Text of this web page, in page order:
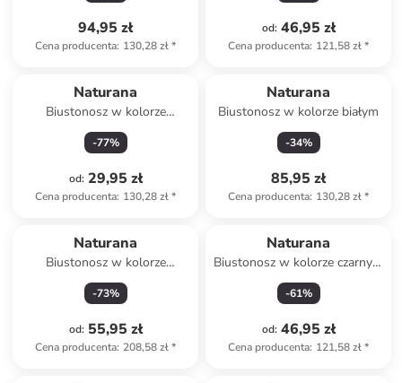
94,95 zł
Cena producenta: 130,28 zł*
od: 46,95 zł
Cena producenta: 121,58 zł*
Naturana
Biustonosz w kolorze
błękitnym
-77%
od: 29,95 zł
Cena producenta: 130,28 zł*
Naturana
Biustonosz w kolorze białym
-34%
85,95 zł
Cena producenta: 130,28 zł*
Naturana
Biustonosz w kolorze
zielonym
-73%
od: 55,95 zł
Cena producenta: 208,58 zł*
Naturana
Biustonosz w kolorze czarnym
do karmienia
-61%
od: 46,95 zł
Cena producenta: 121,58 zł*